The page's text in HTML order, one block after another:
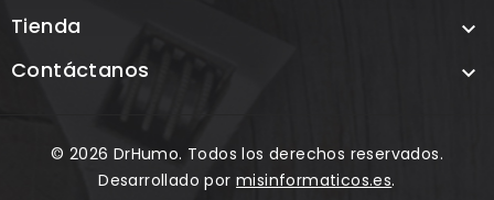
Tienda 
Contáctanos 
© 2026 DrHumo. Todos los derechos reservados.
Desarrollado pormisinformaticos.es.